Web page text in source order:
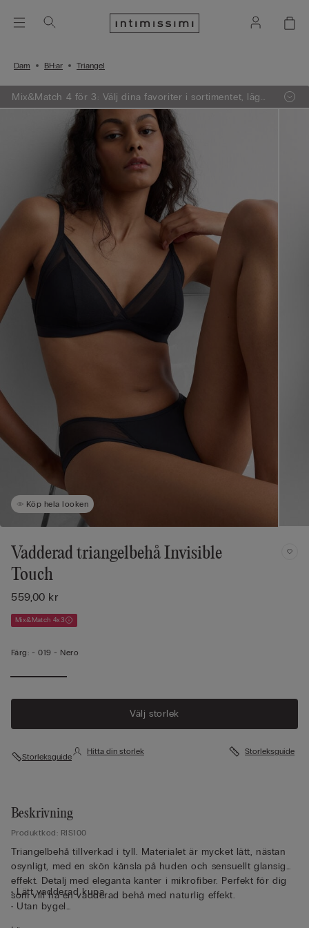
Dam BH:ar Triangel
Mix&Match 4 för 3: Välj dina favoriter i sortimentet, lägg
4 varor i varukorgen - betala endast för 3.
Köp hela looken
Vadderad triangelbehå Invisible
Touch
559,00 kr
Mix&Match 4x3
Färg: -019 - Nero
Välj storlek
Storleksguide
Hitta din storlek Storleksguide
Beskrivning
Produktkod: RIS100
Triangelbehå tillverkad i tyll. Materialet är mycket lätt, nästan
osynligt, med en skön känsla på huden och sensuellt glansig
effekt. Detalj med eleganta kanter i mikrofiber. Perfekt för dig
som vill ha en vadderad behå med naturlig effekt.
• Lätt vadderad kupa
• Utan bygel